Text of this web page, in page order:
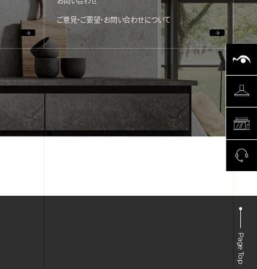
ご意見・ご要望・お問い合わせについて
Page Top